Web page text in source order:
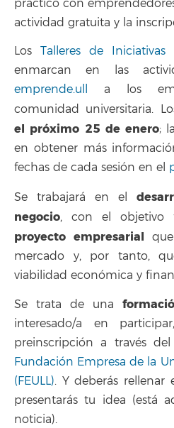
práctico con
actividad gratuita y la
Los Talleres de Iniciativas
enmarcan en las
emprende.ull a los
comunidad universitaria.
el próximo 25 de enero;
en obtener más
fechas de cada sesión en el
Se trabajará en el
negocio, con el objetivo
proyecto empresarial
mercado y, por tanto,
viabilidad económica y
Se trata de una
interesado/a en
preinscripción a través del
Fundación Empresa de la
(FEULL). Y deberás
presentarás tu idea (está
noticia).